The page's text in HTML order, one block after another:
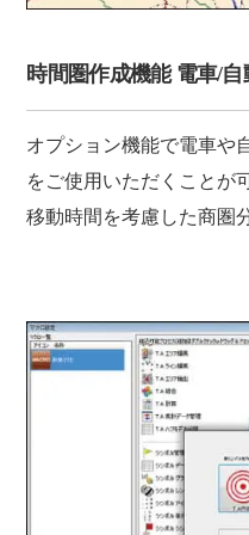
時間圏作成機能 電車/
オプション機能で電車や
をご使用いただくことが
移動時間を考慮した商圏